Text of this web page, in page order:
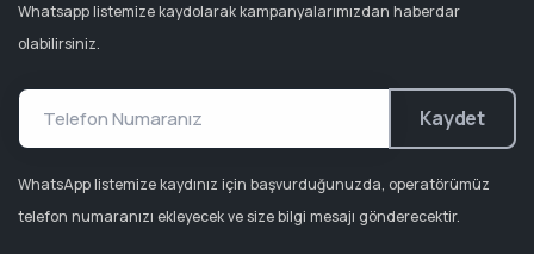
Whatsapp listemize kaydolarak kampanyalarımızdan haberdar
olabilirsiniz.
Kaydet
WhatsApp listemize kaydınız için başvurduğunuzda, operatörümüz
telefon numaranızı ekleyecek ve size bilgi mesajı gönderecektir.